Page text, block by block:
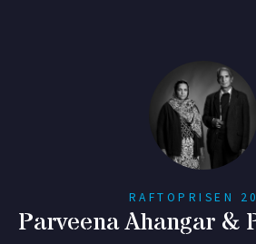
RAFTOPRISEN
Parveena Ahangar &